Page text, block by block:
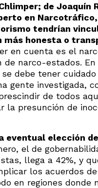
de Joaquín
en
tendrían
honesta o
en cuenta es el
narco-estados.
debe tener
gente investigada,
de todos
la presunción de
eventual elección
el de
llega a 42%, y
los acuerdos
en regiones donde